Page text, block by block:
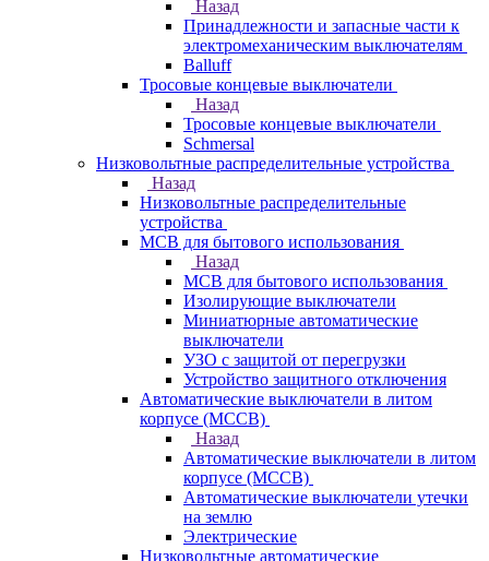
Назад
Принадлежности и запасные части к
электромеханическим выключателям
Balluff
Тросовые концевые выключатели
Назад
Тросовые концевые выключатели
Schmersal
Низковольтные распределительные устройства
Назад
Низковольтные распределительные
устройства
MCB для бытового использования
Назад
MCB для бытового использования
Изолирующие выключатели
Миниатюрные автоматические
выключатели
УЗО с защитой от перегрузки
Устройство защитного отключения
Автоматические выключатели в литом
корпусе (MCCB)
Назад
Автоматические выключатели в литом
корпусе (MCCB)
Автоматические выключатели утечки
на землю
Электрические
Низковольтные автоматические